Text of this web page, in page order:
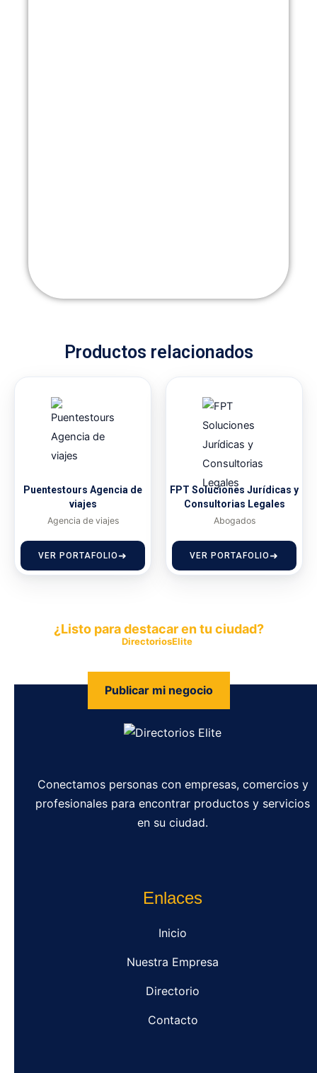
Productos relacionados
Puentestours Agencia de
viajes
Agencia de viajes
VER PORTAFOLIO
FPT Soluciones Jurídicas y
Consultorias Legales
Abogados
VER PORTAFOLIO
¿Listo para destacar en tu ciudad?
DirectoriosElite
Publicar mi negocio
Conectamos personas con empresas, comercios y
profesionales para encontrar productos y servicios
en su ciudad.
Enlaces
Inicio
Nuestra Empresa
Directorio
Contacto